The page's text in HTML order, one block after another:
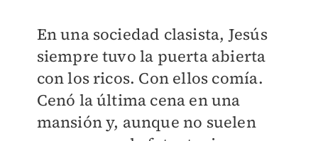
En una sociedad clasista, Jesús
siempre tuvo la puerta abierta
con los ricos. Con ellos comía.
Cenó la última cena en una
mansión y, aunque no suelen